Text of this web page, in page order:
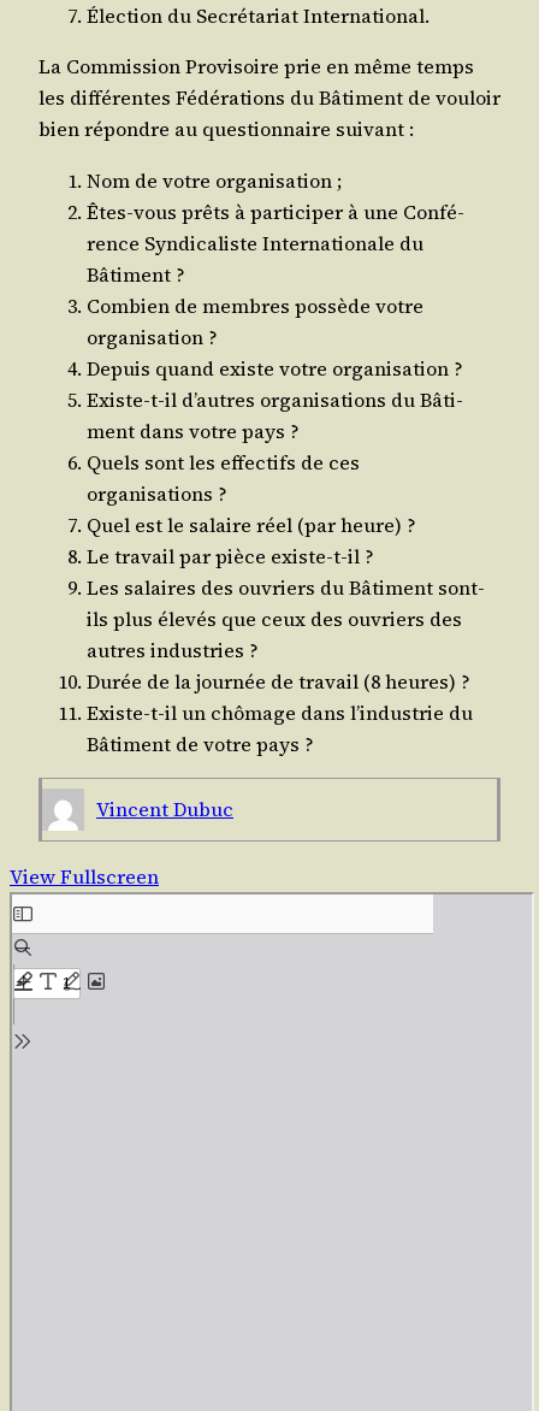
Élec­tion du Secré­ta­riat International.
La Com­mis­sion Pro­vi­soire prie en même temps
les dif­fé­rentes Fédé­ra­tions du Bâti­ment de vou­loir
bien répondre au ques­tion­naire suivant :
Nom de votre organisation ;
Êtes-vous prêts à par­ti­ci­per à une Confé­
rence Syn­di­ca­liste Inter­na­tio­nale du
Bâtiment ?
Com­bien de membres pos­sède votre
organisation ?
Depuis quand existe votre organisation ?
Existe-t-il d’autres orga­ni­sa­tions du Bâti­
ment dans votre pays ?
Quels sont les effec­tifs de ces
organisations ?
Quel est le salaire réel (par heure) ?
Le tra­vail par pièce existe-t-il ?
Les salaires des ouvriers du Bâti­ment sont-
ils plus éle­vés que ceux des ouvriers des
autres industries ?
Durée de la jour­née de tra­vail (8 heures) ?
Existe-t-il un chô­mage dans l’in­dus­trie du
Bâti­ment de votre pays ?
Vincent Dubuc
View Fullscreen